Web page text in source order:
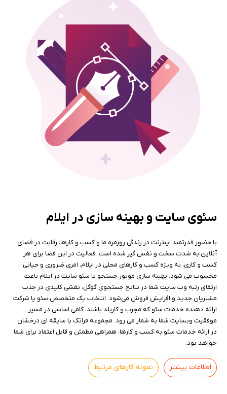
سئوی سایت و بهینه سازی در ایلام
با حضور قدرتمند اینترنت در زندگی روزمره ما و کسب و کارها، رقابت در فضای
آنلاین به شدت سخت و نفس گیر شده است، فعالیت در این فضا برای هر
کسب و کاری، به ویژه کسب و کارهای محلی در ایلام، امری ضروری و حیاتی
محسوب می شود. بهینه سازی موتور جستجو یا سئو سایت در ایلام باعث
ارتقای رتبه وب سایت شما در نتایج جستجوی گوگل، نقشی کلیدی در جذب
مشتریان جدید و افزایش فروش می‌شود. انتخاب یک متخصص سئو یا شرکت
ارائه دهنده خدمات سئو که مجرب و کاربلد باشند، گامی اساسی در مسیر
موفقیت وبسایت شما به شمار می رود. مجموعه فراتک با سابقه ای درخشان
در ارائه خدمات سئو به کسب و کارها، همراهی مطمئن و قابل اعتماد برای شما
خواهد بود.
اطلاعات بیشتر نمونه کارهای مرتبط